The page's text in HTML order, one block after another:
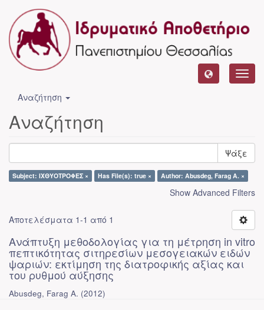
Αναζήτηση
Αναζήτηση
Ψάξε
Subject: ΙΧΘΥΟΤΡΟΦΕΣ × Has File(s): true × Author: Abusdeg, Farag A. ×
Show Advanced Filters
Αποτελέσματα 1-1 από 1
Ανάπτυξη μεθοδολογίας για τη μέτρηση in vitro
πεπτικότητας σιτηρεσίων μεσογειακών ειδών
ψαριών: εκτίμηση της διατροφικής αξίας και
του ρυθμού αύξησης
Abusdeg, Farag A. (2012)